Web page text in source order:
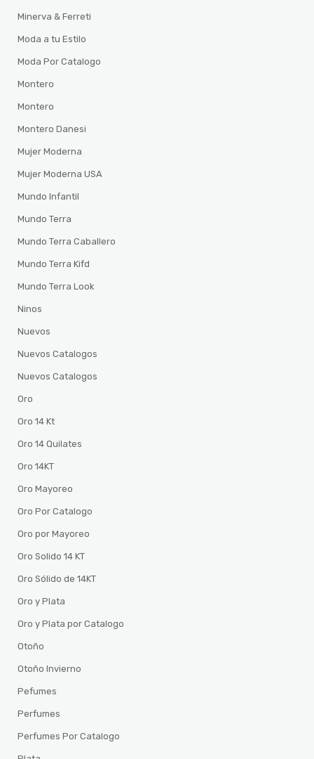
Minerva & Ferreti
Moda a tu Estilo
Moda Por Catalogo
Montero
Montero
Montero Danesi
Mujer Moderna
Mujer Moderna USA
Mundo Infantil
Mundo Terra
Mundo Terra Caballero
Mundo Terra Kifd
Mundo Terra Look
Ninos
Nuevos
Nuevos Catalogos
Nuevos Catalogos
Oro
Oro 14 Kt
Oro 14 Quilates
Oro 14KT
Oro Mayoreo
Oro Por Catalogo
Oro por Mayoreo
Oro Solido 14 KT
Oro Sólido de 14KT
Oro y Plata
Oro y Plata por Catalogo
Otoño
Otoño Invierno
Pefumes
Perfumes
Perfumes Por Catalogo